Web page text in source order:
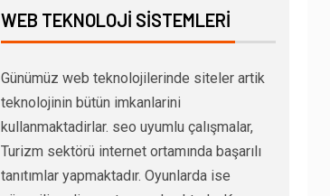
WEB TEKNOLOJI SISTEMLERI
Günümüz web teknolojilerinde siteler artik
teknolojinin bütün imkanlarini
kullanmaktadirlar. seo uyumlu çalışmalar,
Turizm sektörü internet ortamında başarılı
tanıtımlar yapmaktadır. Oyunlarda ise